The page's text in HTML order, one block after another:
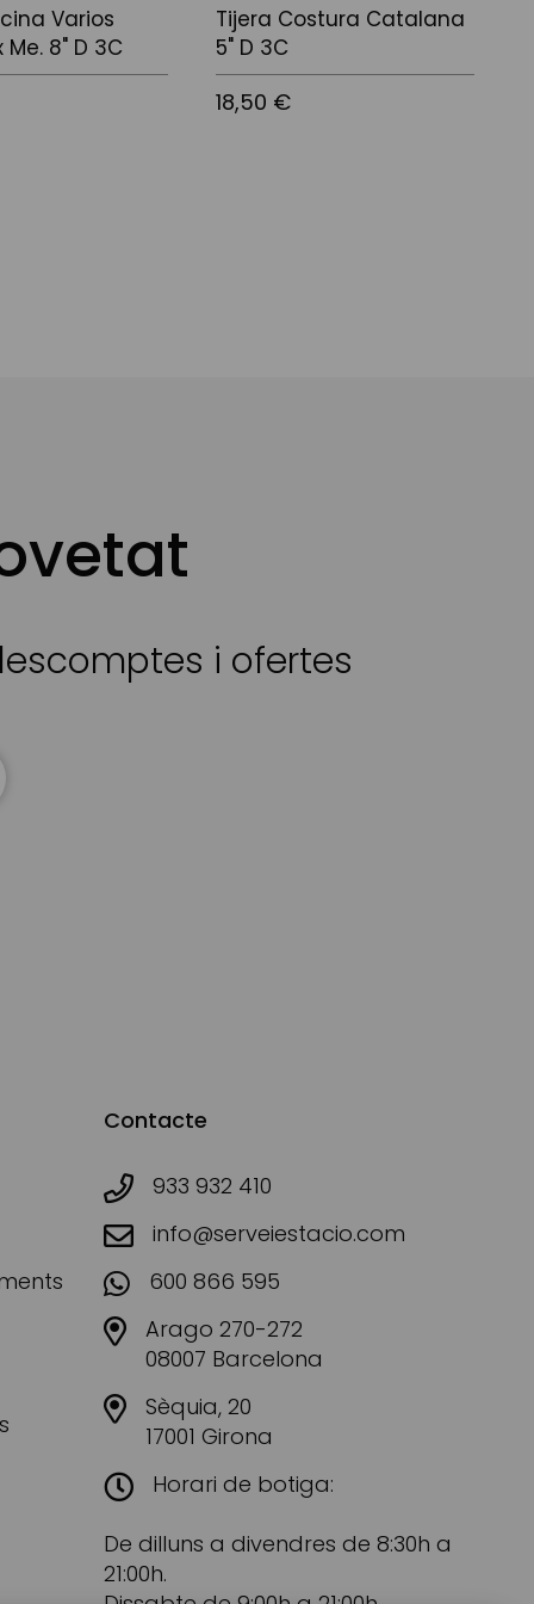
Varios
Me. 8" D 3C
Tijera Costura Catalana
5" D 3C
18,50 €
i ofertes
Contacte
933 932 410
info@serveiestacio.com
600 866 595
Arago 270-272
08007 Barcelona
Sèquia, 20
17001 Girona
Horari de botiga:
De dilluns a divendres de 8:30h a
21:00h.